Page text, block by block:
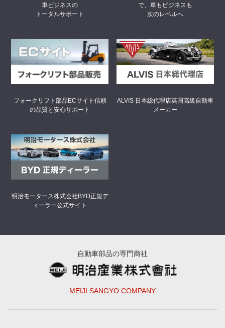
車ビジネスの
トータルサポート
で、車もビジネスも
次のレベルへ
フォークリフト部品ECサイト 信頼
の品質と安心サポート
ALVIS 日本総代理店英国高級自動車
メーカー
明治モータース株式会社BYD正規デ
ィーラー公式サイト
自動車部品の専門商社
MEIJI SANGYO COMPANY